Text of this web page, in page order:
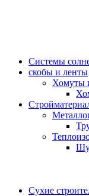
Системы
скобы и ленты
Хомуты
Сухие